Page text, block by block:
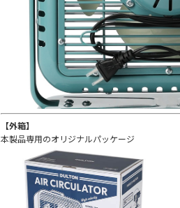
【外箱】
本製品専用のオリジナルパッケージ